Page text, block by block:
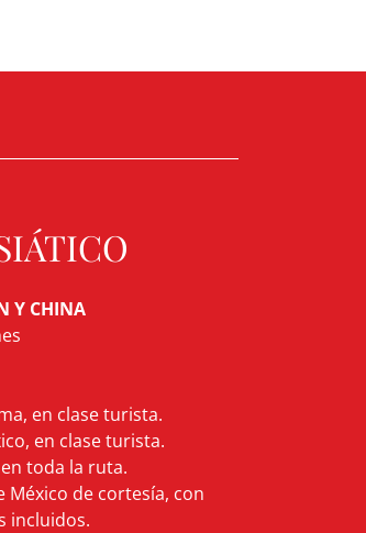
Y CHINA
en clase turista.
en clase turista.
toda la ruta.
México de cortesía, con
incluidos.